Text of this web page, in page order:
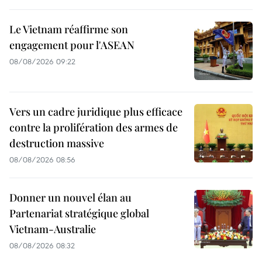
Le Vietnam réaffirme son
engagement pour l'ASEAN
08/08/2026 09:22
Vers un cadre juridique plus efficace
contre la prolifération des armes de
destruction massive
08/08/2026 08:56
Donner un nouvel élan au
Partenariat stratégique global
Vietnam-Australie
08/08/2026 08:32